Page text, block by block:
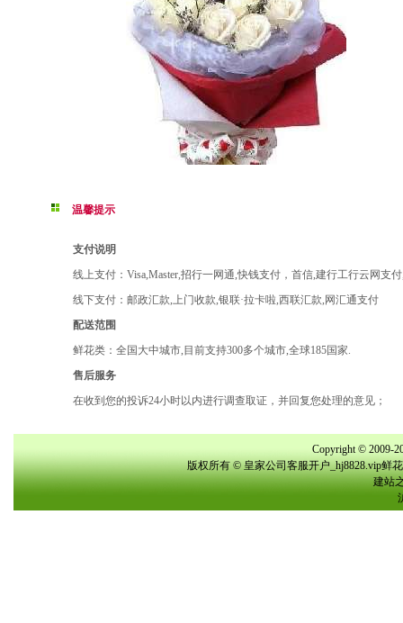
温馨提示
支付说明
线上支付：Visa,Master,招行一网通,快钱支付，首信,建行工行云网支
线下支付：邮政汇款,上门收款,银联·拉卡啦,西联汇款,网汇通支付
配送范围
鲜花类：全国大中城市,目前支持300多个城市,全球185国家.
售后服务
在收到您的投诉24小时以内进行调查取证，并回复您处理的意见；
Copyright © 2009-
版权所有 © 皇家公司客服开户_hj8828.vip鲜
建站